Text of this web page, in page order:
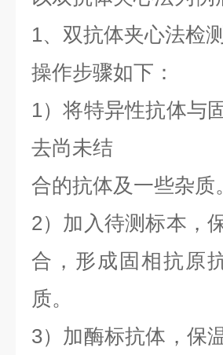
1、双抗体夹心法
操作步骤如下：
1）将特异性抗体与
去尚未结
合的抗体及一些杂质。
2）加入待测标本，
合，形成固相抗原
质。
3）加酶标抗体，保